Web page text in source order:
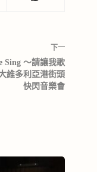
下一
Sing ～請讓我歌
維多利亞港街頭
快閃音樂會